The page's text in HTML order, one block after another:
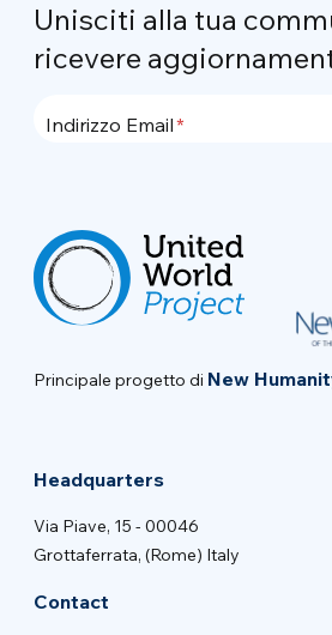
Unisciti alla tua
ricevere
Indirizzo Email
Principale progetto di New
Headquarters
Via Piave, 15 - 00046
Grottaferrata, (Rome) Italy
Contact